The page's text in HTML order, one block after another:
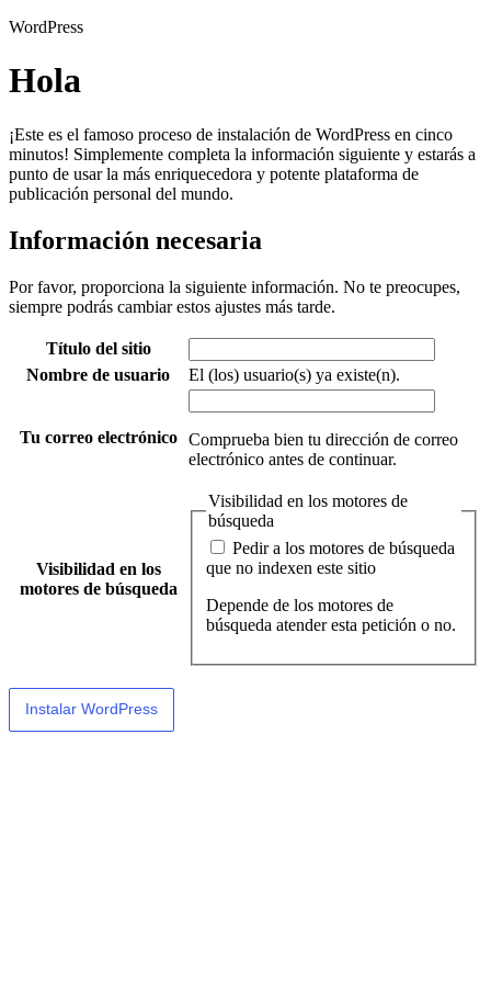
WordPress
Hola
¡Este es el famoso proceso de instalación de WordPress en cinco
minutos! Simplemente completa la información siguiente y estarás a
punto de usar la más enriquecedora y potente plataforma de
publicación personal del mundo.
Información necesaria
Por favor, proporciona la siguiente información. No te preocupes,
siempre podrás cambiar estos ajustes más tarde.
Título del sitio
Nombre de usuario
El (los) usuario(s) ya existe(n).
Tu correo electrónico
Comprueba bien tu dirección de correo
electrónico antes de continuar.
Visibilidad en los
motores de búsqueda
Visibilidad en los motores de
búsqueda
que no indexen este sitio
Depende de los motores de
búsqueda atender esta petición o no.